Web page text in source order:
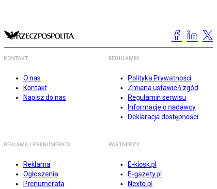
KONTAKT
O nas
Kontakt
Napisz do nas
REGULAMIN
Polityka Prywatności
Zmiana ustawień zgód
Regulamin serwisu
Informacje o nadawcy
Deklaracja dostępności
REKLAMA I PRENUMERATA
Reklama
Ogłoszenia
Prenumerata
PARTNERZY
E-kiosk.pl
E-gazety.pl
Nexto.pl